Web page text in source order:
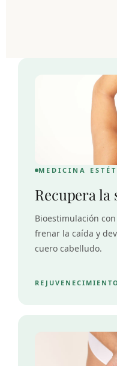
MEDICINA
Recupera
Bioestimulación
frenar la caída y
cuero cabelludo.